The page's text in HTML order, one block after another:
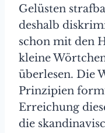
Gelüsten
deshalb
schon mit den
kleine
überlesen. Die
Prinzipien
Erreichung
die